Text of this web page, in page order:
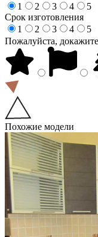
1
2 3 4
5
Срок изготовления
1
2 3 4
5
Пожалуйста,
Похожие модели